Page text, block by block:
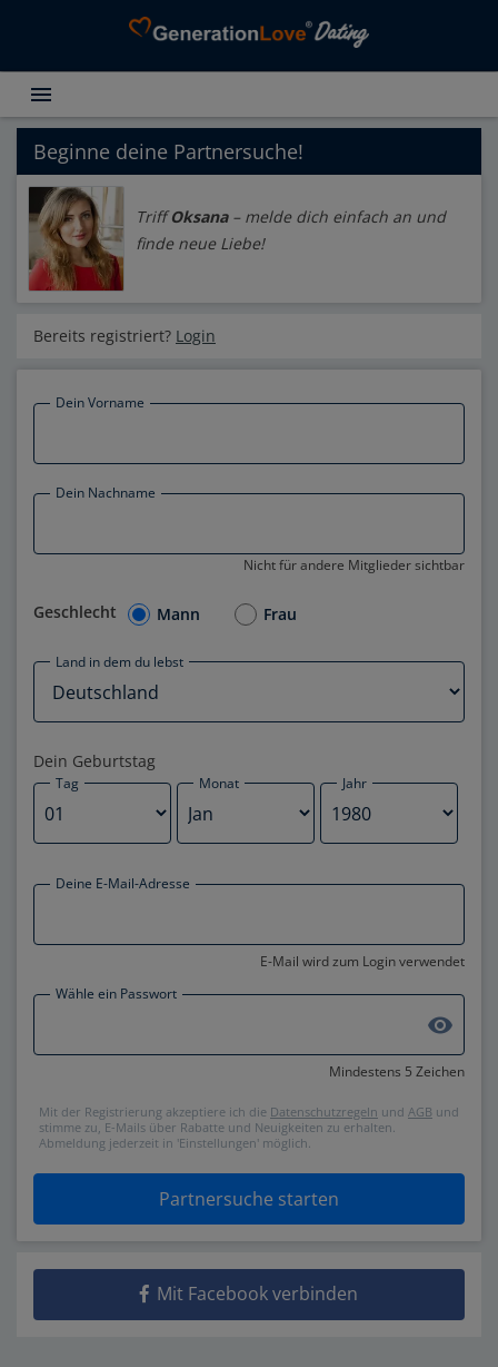
Partnersuche
Ratgber Partnersuche
Über GenerationLove
Kostenlos registrieren
menu
Beginne deine Partnersuche!
TriffOksana– melde dich einfach an und
finde neue Liebe!
Bereits registriert? Login
Dein Vorname
Dein Nachname
Nicht für andere Mitglieder sichtbar
Geschlecht Mann Frau
Land in dem du lebst
Dein Geburtstag
Tag Monat Jahr
Deine E-Mail-Adresse
E-Mail wird zum Login verwendet
Wähle ein Passwort
visibility
Mindestens 5 Zeichen
Mit der Registrierung akzeptiere ich die Datenschutzregeln und AGB und
stimme zu, E-Mails über Rabatte und Neuigkeiten zu erhalten.
Abmeldung jederzeit in 'Einstellungen' möglich.
Partnersuche starten
Mit Facebook verbinden